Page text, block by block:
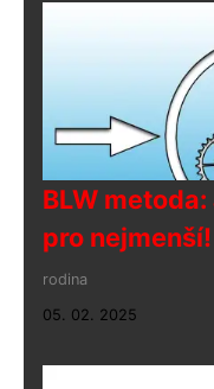
BLW
pro nejmenší!
rodina
05. 02. 2025